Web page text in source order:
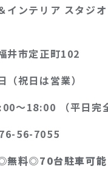
インテリア スタジ
井市定正町102
祝日は営業）
〜18:00 （平日完
56-7055
無料◎70台駐車可能